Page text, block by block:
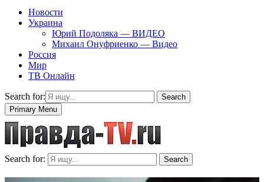
Новости
Украина
Юрий Подоляка — ВИДЕО
Михаил Онуфриенко — Видео
Россия
Мир
ТВ Онлайн
Search for:
Search
Primary Menu
Search for: Search